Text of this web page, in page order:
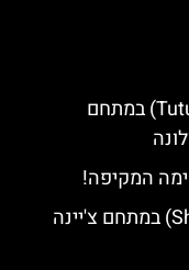
מתקן "טוטקי ספלאש" (Tutuki Splash) במתחם
המקיפה!
רכבת הרים שאמבאלה (Shambhala) במתחם צ'יינה